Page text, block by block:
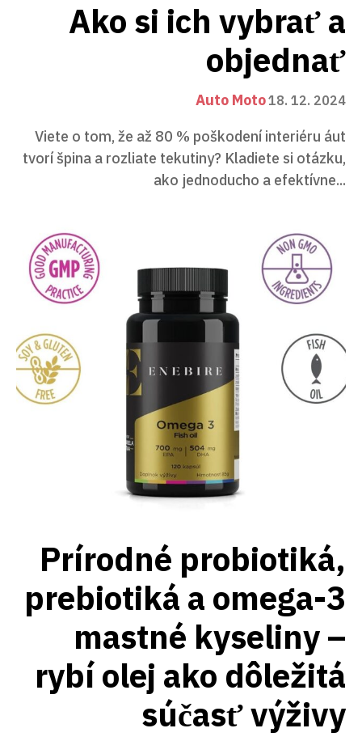
Ako si ich vybrať a
objednať
Auto Moto18. 12. 2024
Viete o tom, že až 80 % poškodení interiéru áut
tvorí špina a rozliate tekutiny? Kladiete si otázku,
ako jednoducho a efektívne...
Prírodné probiotiká,
prebiotiká a omega-3
mastné kyseliny –
rybí olej ako dôležitá
súčasť výživy